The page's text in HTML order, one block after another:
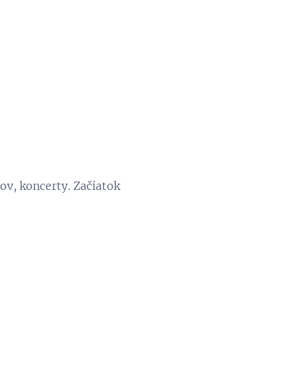
koncerty. Začiatok